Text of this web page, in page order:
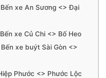
xe An Sương <> Đại
xe Củ Chi <> Bố Heo
xe buýt Sài Gòn <>
Phước <> Phước Lộc